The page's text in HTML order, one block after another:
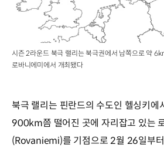
시즌 2라운드 북극 랠리는 북극권에서 남쪽으로 약
로바니에미에서 개최됐다
북극 랠리는 핀란드의 수도인 헬싱키에
900km쯤 떨어진 곳에 자리잡고 있는
(Rovaniemi)를 기점으로 2월 26일부